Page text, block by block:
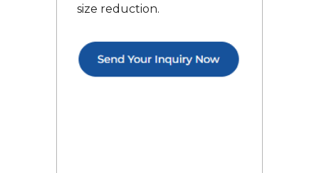
size reduction.